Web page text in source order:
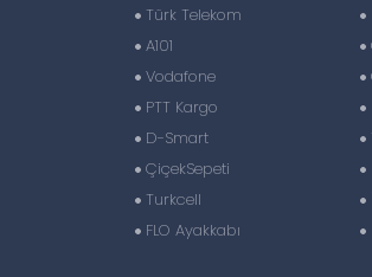
Türk Telekom
A101
Vodafone
PTT Kargo
D-Smart
ÇiçekSepeti
Turkcell
FLO Ayakkabı